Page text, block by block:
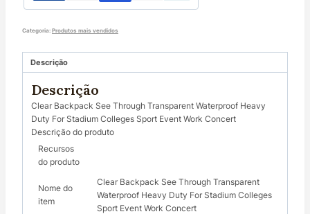
Categoria: Produtos mais vendidos
Descrição
Descrição
Clear Backpack See Through Transparent Waterproof Heavy
Duty For Stadium Colleges Sport Event Work Concert
Descrição do produto
Recursos
do produto
Nome do
item
Clear Backpack See Through Transparent
Waterproof Heavy Duty For Stadium Colleges
Sport Event Work Concert